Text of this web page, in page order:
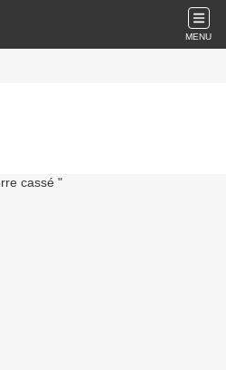
MENU